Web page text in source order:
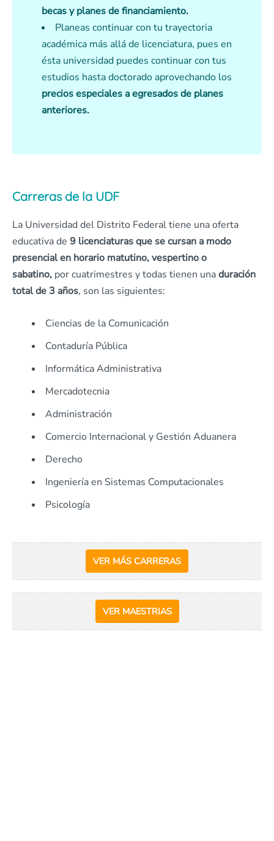
becas y planes de financiamiento.
Planeas continuar con tu trayectoria
académica más allá de licenciatura, pues en
ésta universidad puedes continuar con tus
estudios hasta doctorado aprovechando los
precios especiales a egresados de planes
anteriores.
Carreras de la UDF
La Universidad del Distrito Federal tiene una oferta
educativa de 9 licenciaturas que se cursan a modo
presencial en horario matutino, vespertino o
sabatino, por cuatrimestres y todas tienen unaduración
total de 3 años, son las siguientes:
Ciencias de la Comunicación
Contaduría Pública
Informática Administrativa
Mercadotecnia
Administración
Comercio Internacional y Gestión Aduanera
Derecho
Ingeniería en Sistemas Computacionales
Psicología
VER MÁS CARRERAS
VER MAESTRIAS